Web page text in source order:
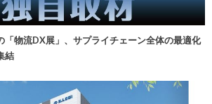
「物流DX展」、サプライチェーン全体の最適化
結